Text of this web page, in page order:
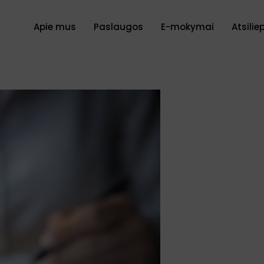
Apie mus Paslaugos E-mokymai